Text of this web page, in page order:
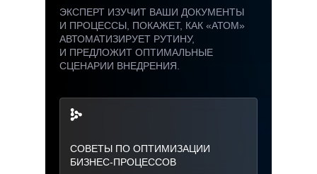
ЭКСПЕРТ ИЗУЧИТ ВАШИ ДОКУМЕНТЫ
И ПРОЦЕССЫ, ПОКАЖЕТ, КАК «АТОМ»
АВТОМАТИЗИРУЕТ РУТИНУ,
И ПРЕДЛОЖИТ ОПТИМАЛЬНЫЕ
СЦЕНАРИИ ВНЕДРЕНИЯ.
СОВЕТЫ ПО ОПТИМИЗАЦИИ
БИЗНЕС-ПРОЦЕССОВ